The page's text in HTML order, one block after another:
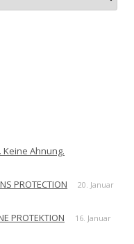
Keine Ahnung.
PROTECTION
20. Januar
PROTEKTION
16. Januar